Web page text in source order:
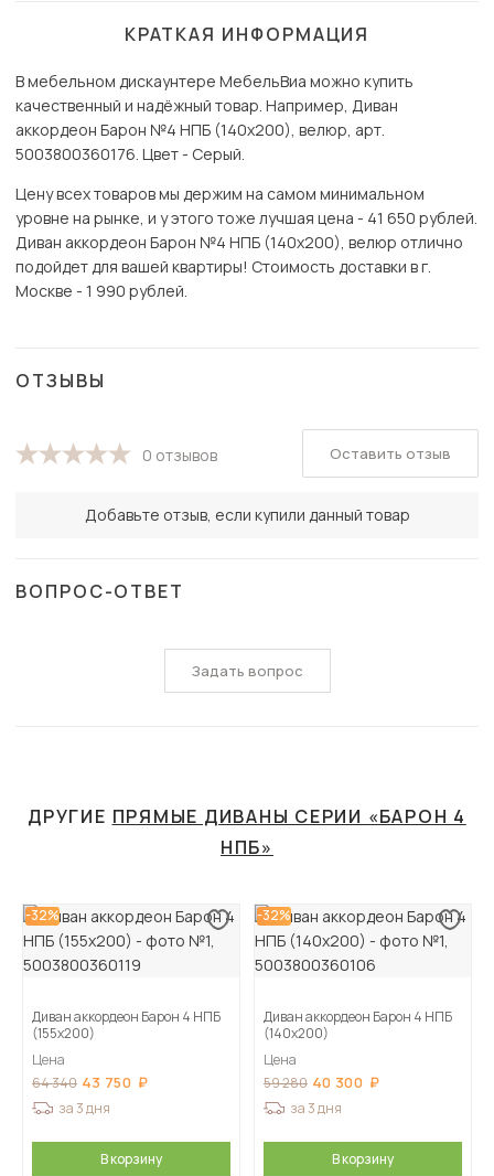
КРАТКАЯ ИНФОРМАЦИЯ
В мебельном дискаунтере МебельВиа можно купить
качественный и надёжный товар. Например, Диван
аккордеон Барон №4 НПБ (140х200), велюр, арт.
5003800360176. Цвет - Серый.
Цену всех товаров мы держим на самом минимальном
уровне на рынке, и у этого тоже лучшая цена - 41 650 рублей.
Диван аккордеон Барон №4 НПБ (140х200), велюр отлично
подойдет для вашей квартиры! Стоимость доставки в г.
Москве - 1 990 рублей.
ОТЗЫВЫ
0 отзывов
Добавьте отзыв, если купили данный товар
Оставить отзыв
ВОПРОС-ОТВЕТ
Задать вопрос
ДРУГИЕ ПРЯМЫЕ ДИВАНЫ СЕРИИ «БАРОН 4
НПБ»
-32%
Диван аккордеон Барон 4 НПБ
(155х200)
Цена
64 340 43 750
за 3 дня
В корзину
-32%
Диван аккордеон Барон 4 НПБ
(140х200)
Цена
59 280 40 300
за 3 дня
В корзину